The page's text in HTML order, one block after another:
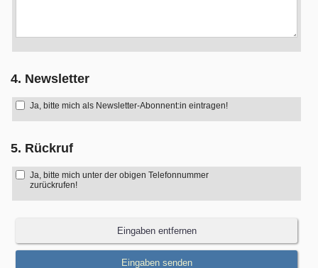
4. Newsletter
Ja, bitte mich als Newsletter-Abonnent:in eintragen!
5. Rückruf
Ja, bitte mich unter der obigen Telefonnummer
zurückrufen!